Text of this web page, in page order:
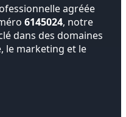
agréée
6145024, notre
dans des domaines
le marketing et le